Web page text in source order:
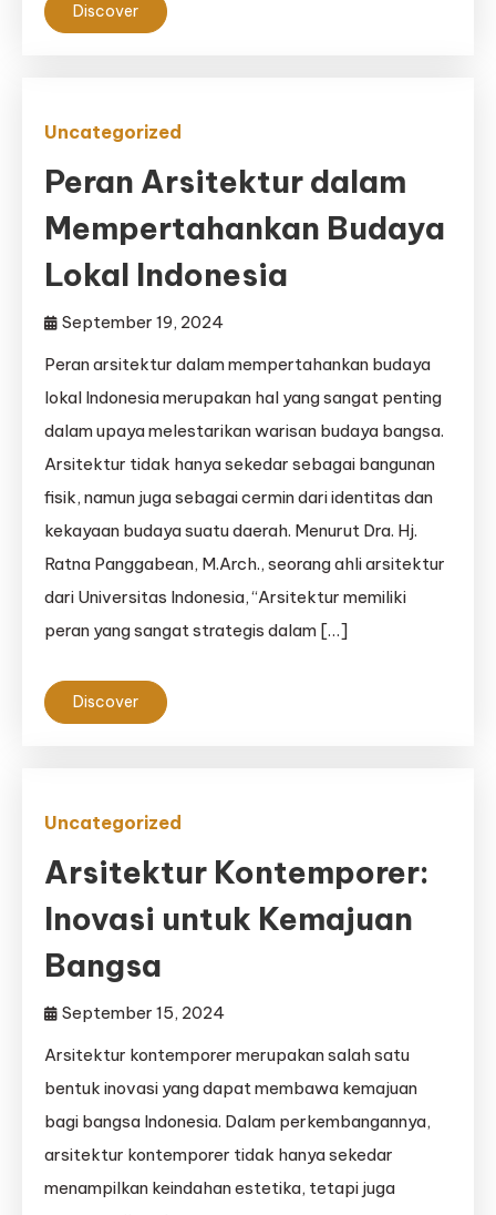
Discover
Uncategorized
Peran Arsitektur dalam
Mempertahankan Budaya
Lokal Indonesia
September 19, 2024
Peran arsitektur dalam mempertahankan budaya
lokal Indonesia merupakan hal yang sangat penting
dalam upaya melestarikan warisan budaya bangsa.
Arsitektur tidak hanya sekedar sebagai bangunan
fisik, namun juga sebagai cermin dari identitas dan
kekayaan budaya suatu daerah. Menurut Dra. Hj.
Ratna Panggabean, M.Arch., seorang ahli arsitektur
dari Universitas Indonesia, “Arsitektur memiliki
peran yang sangat strategis dalam […]
Discover
Uncategorized
Arsitektur Kontemporer:
Inovasi untuk Kemajuan
Bangsa
September 15, 2024
Arsitektur kontemporer merupakan salah satu
bentuk inovasi yang dapat membawa kemajuan
bagi bangsa Indonesia. Dalam perkembangannya,
arsitektur kontemporer tidak hanya sekedar
menampilkan keindahan estetika, tetapi juga